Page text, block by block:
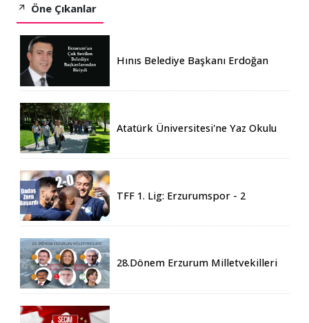
Öne Çıkanlar
Hınıs Belediye Başkanı Erdoğan
Atatürk Üniversitesi'ne Yaz Okulu
TFF 1. Lig: Erzurumspor - 2
28.Dönem Erzurum Milletvekilleri